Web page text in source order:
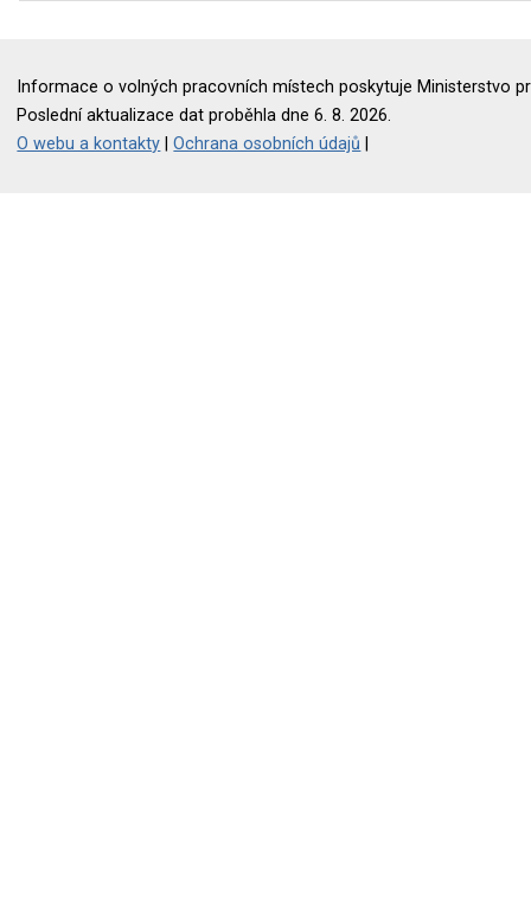
Informace o volných pracovních místech poskytuje Ministerstvo
Poslední aktualizace dat proběhla dne 6. 8. 2026.
O webu a kontakty |Ochrana osobních údajů